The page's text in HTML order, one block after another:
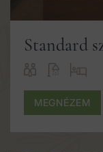
Standard
MEGNÉZEM